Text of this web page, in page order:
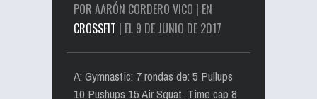
POR AARÓN CORDERO VICO | EN
CROSSFIT | EL 9 DE JUNIO DE 2017
A: Gymnastic: 7 rondas de: 5 Pullups
10 Pushups 15 Air Squat. Time cap 8